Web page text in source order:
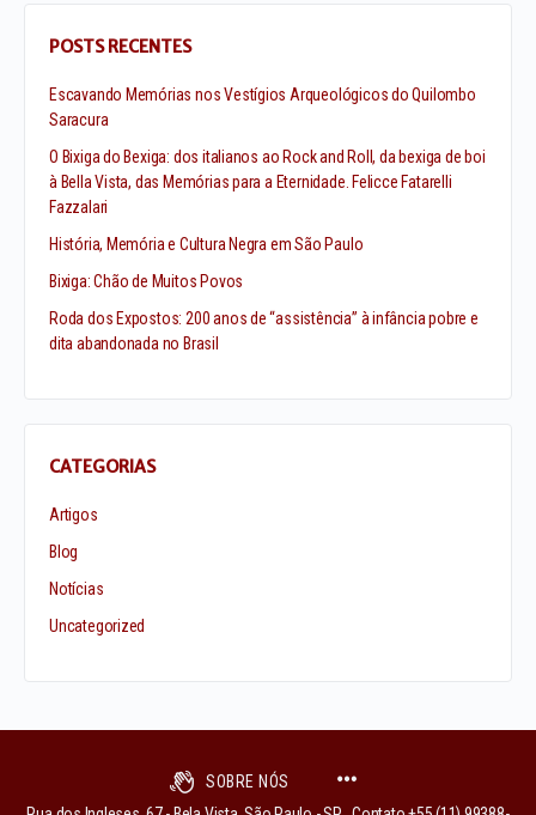
POSTS RECENTES
Escavando Memórias nos Vestígios Arqueológicos do Quilombo
Saracura
O Bixiga do Bexiga: dos italianos ao Rock and Roll, da bexiga de boi
à Bella Vista, das Memórias para a Eternidade. Felicce Fatarelli
Fazzalari
História, Memória e Cultura Negra em São Paulo
Bixiga: Chão de Muitos Povos
Roda dos Expostos: 200 anos de “assistência” à infância pobre e
dita abandonada no Brasil
CATEGORIAS
Artigos
Blog
Notícias
Uncategorized
SOBRE NÓS